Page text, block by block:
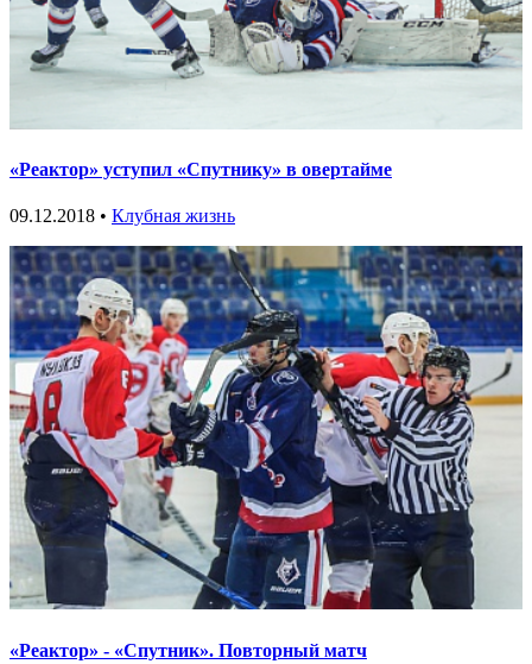
«Реактор» уступил «Спутнику» в овертайме
09.12.2018 • Клубная жизнь
«Реактор» - «Спутник». Повторный матч